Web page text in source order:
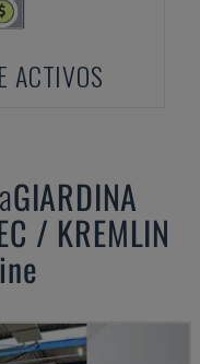
ACTIVOS
GIARDINA
/ KREMLIN